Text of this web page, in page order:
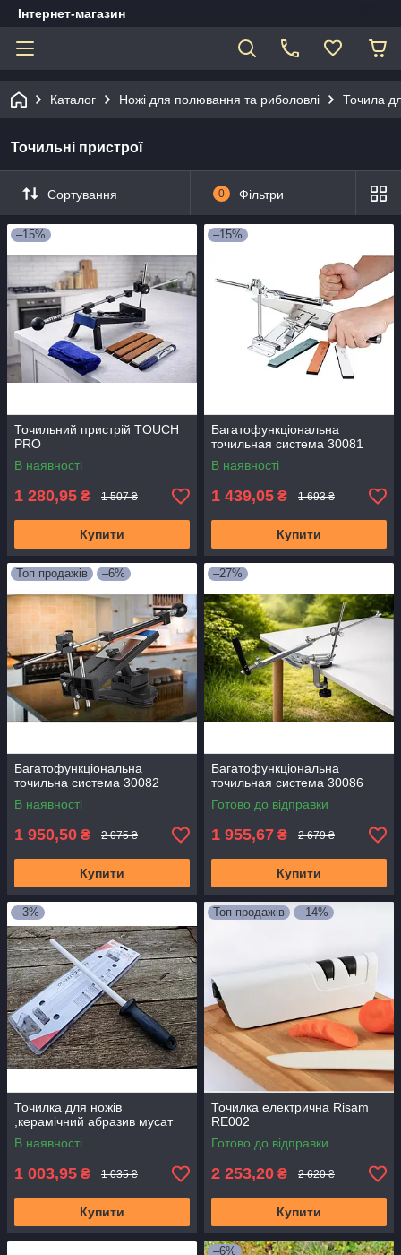
Інтернет-магазин
Каталог Ножі для полювання та риболовлі Точила
Точильні пристрої
Сортування 0 Фільтри
–15%
Точильний пристрій TOUCH
PRO
В наявності
1 280,95 ₴ 1 507 ₴
Купити
–15%
Багатофункціональна
точильная система 30081
В наявності
1 439,05 ₴ 1 693 ₴
Купити
Топ продажів –6%
Багатофункціональна
точильна система 30082
В наявності
1 950,50 ₴ 2 075 ₴
Купити
–27%
Багатофункціональна
точильная система 30086
Готово до відправки
1 955,67 ₴ 2 679 ₴
Купити
–3%
Точилка для ножів
,керамічний абразив мусат
В наявності
1 003,95 ₴ 1 035 ₴
Купити
Топ продажів –14%
Точилка електрична Risam
RE002
Готово до відправки
2 253,20 ₴ 2 620 ₴
Купити
–6%